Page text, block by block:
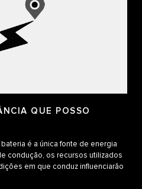
QUE POSSO
é a única fonte de energia
condução, os recursos utilizados
em que conduz influenciarão